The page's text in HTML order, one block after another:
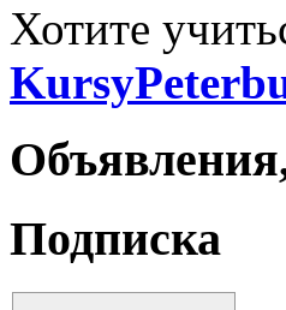
Хотите
Подписка